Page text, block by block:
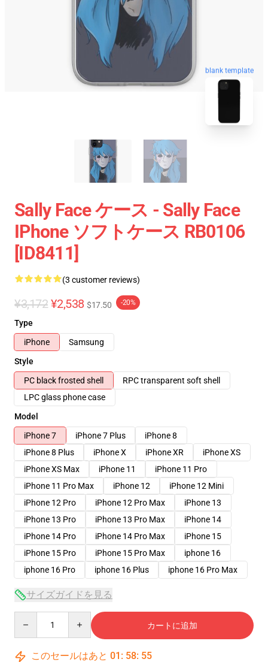
blank template
Sally Face ケース - Sally Face
IPhone ソフトケース RB0106
[ID8411]
(3 customer reviews)
¥3,172 ¥2,538 $17.50 -20%
Type
iPhone
Samsung
Style
PC black frosted shell
RPC transparent soft shell
LPC glass phone case
Model
iPhone 7
iPhone 7 Plus
iPhone 8
iPhone 8 Plus
iPhone X iPhone XR
iPhone XS
iPhone XS Max
iPhone 11
iPhone 11 Pro
iPhone 11 Pro Max
iPhone 12
iPhone 12 Mini
iPhone 12 Pro
iPhone 12 Pro Max
iPhone 13
iPhone 13 Pro
iPhone 13 Pro Max
iPhone 14
iPhone 14 Pro
iPhone 14 Pro Max
iPhone 15
iPhone 15 Pro
iPhone 15 Pro Max
iphone 16
iphone 16 Pro
iphone 16 Plus iphone 16 Pro Max
サイズガイドを見る
カートに追加
このセールはあと 01 : 58: 54